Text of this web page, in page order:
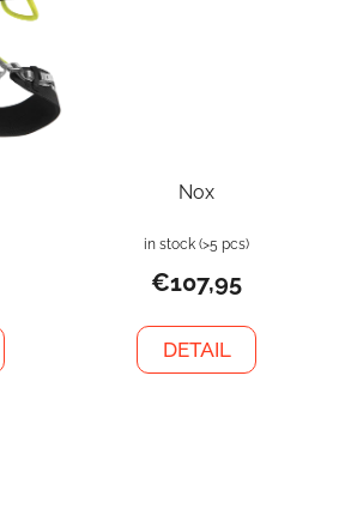
Nox
in stock (>5 pcs)
€107,95
DETAIL